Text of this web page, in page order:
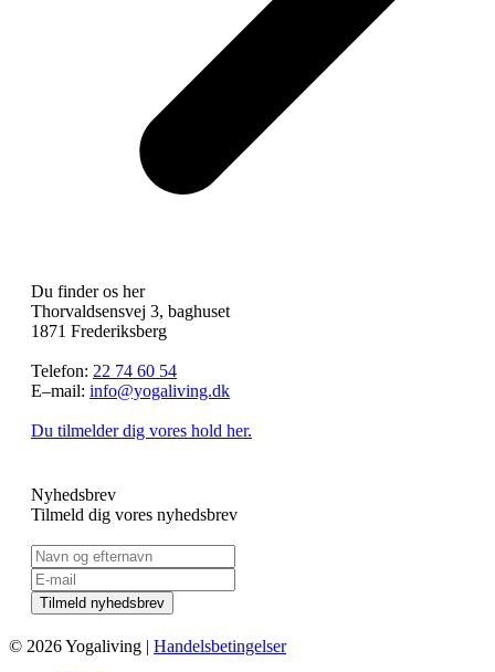
Du finder os her
Thorvaldsensvej 3, baghuset
1871 Frederiksberg
Telefon: 22 74 60 54
E–mail: info@yogaliving.dk
Du tilmelder dig vores hold her.
Nyhedsbrev
Tilmeld dig vores nyhedsbrev
© 2026 Yogaliving | Handelsbetingelser